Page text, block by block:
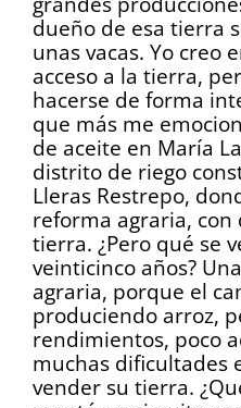
dueño de esa tierra
unas vacas. Yo creo
acceso a la tierra,
hacerse de forma
que más me
de aceite en María
distrito de riego
Lleras Restrepo,
reforma agraria,
tierra. ¿Pero qué se
veinticinco años?
agraria, porque el
produciendo arroz,
rendimientos, poco
muchas dificultades
vender su tierra.